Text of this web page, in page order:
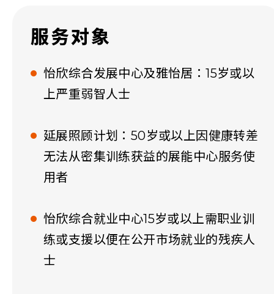
服务对象
怡欣综合发展中心及雅怡居：15岁或以
上严重弱智人士
延展照顾计划：50岁或以上因健康转差
无法从密集训练获益的展能中心服务使
用者
怡欣综合就业中心15岁或以上需职业训
练或支援以便在公开市场就业的残疾人
士